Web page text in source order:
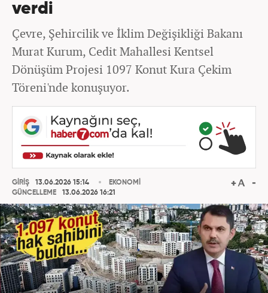
verdi
Çevre, Şehircilik ve İklim Değişikliği Bakanı
Murat Kurum, Cedit Mahallesi Kentsel
Dönüşüm Projesi 1097 Konut Kura Çekim
Töreni'nde konuşuyor.
GİRİŞ
13.06.2026 15:14
GÜNCELLEME
13.06.2026 16:21
EKONOMİ